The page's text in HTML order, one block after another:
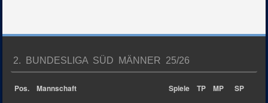
2. BUNDESLIGA SÜD MÄNNER 25/26
Pos. Mannschaft Spiele TP MP SP